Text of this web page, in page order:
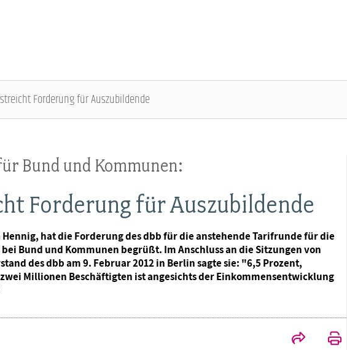
Gremien
Kontakt
Mitgliedsgewerkschaften
Jugend- und Auszubildendenvertretung
Hochschulen
Jobkompass
ÜBERBLICK
Bundesjugendausschuss
Bundesjugendtag
Ideencampus
Parlamentarisches Sommerfest
Rechtsschutz
Vorsorgewerk
Vorteilswelt
Forderung für Auszubildende
Bund und Kommunen:
Forderung für Auszubildende
hat die Forderung des dbb für die anstehende Tarifrunde für die
Bund und Kommunen begrüßt. Im Anschluss an die Sitzungen von
des dbb am 9. Februar 2012 in Berlin sagte sie: "6,5 Prozent,
Millionen Beschäftigten ist angesichts der Einkommensentwicklung